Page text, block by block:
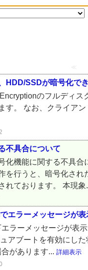
≪
HDD/SSDが暗号化で
のフルディ
す。 なお、クライア
不具合について
化機能に関する不具
を行うと、暗号化さ
れております。 本現
エラーメッセージが
ラーメッセージが表
アブートを有効にし
があります... 詳細表示